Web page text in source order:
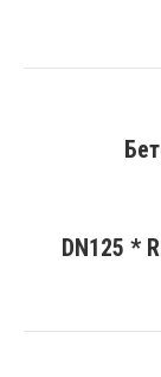
DN125 *